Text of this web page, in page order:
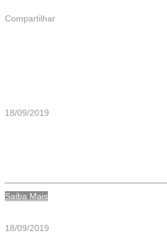
Compartilhar
18/09/2019
Saiba Mais
18/09/2019